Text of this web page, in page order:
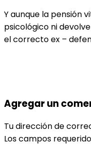
Y aunque la pensión
psicológico ni
el correcto ex –
Agregar un
Tu dirección de
Los campos